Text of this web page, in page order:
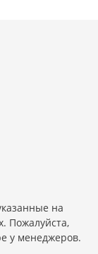
на
Пожалуйста,
у менеджеров.